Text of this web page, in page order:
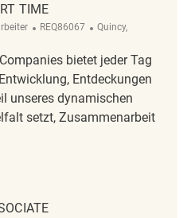
TIME
ReqId
REQ86067 Ort
Quincy,
bietet jeder Tag
Entdeckungen
unseres dynamischen
setzt, Zusammenarbeit
REQ86067